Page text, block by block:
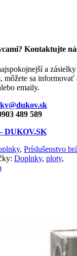
Kontaktujte
a
sa informovať
emaily.
489 589
DUKOV.SK
, Príslušenstvo
Doplnky, ploty,